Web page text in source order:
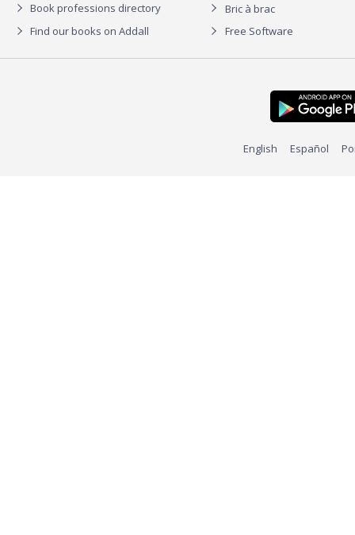
Book professions directory
Find our books on Addall
Bric à brac
Free Software
English Español